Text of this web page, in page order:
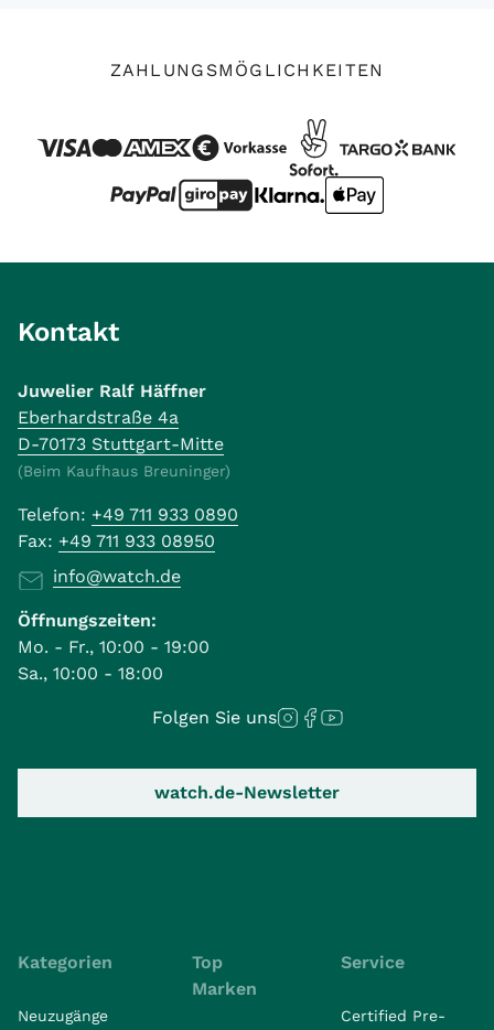
ZAHLUNGSMÖGLICHKEITEN
Kontakt
Juwelier Ralf Häffner
Eberhardstraße 4a
D-70173 Stuttgart-Mitte
(Beim Kaufhaus Breuninger)
Telefon: +49 711 933 0890
Fax: +49 711 933 08950
info@watch.de
Öffnungszeiten:
Mo. - Fr., 10:00 - 19:00
Sa., 10:00 - 18:00
Folgen Sie uns
watch.de-Newsletter
Kategorien
Neuzugänge
Top
Marken
Service
Certified Pre-